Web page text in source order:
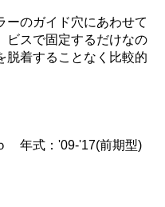
ーのガイド穴にあわせて
ビスで固定するだけなの
脱着することなく比較的
年式：'09-'17(前期型)